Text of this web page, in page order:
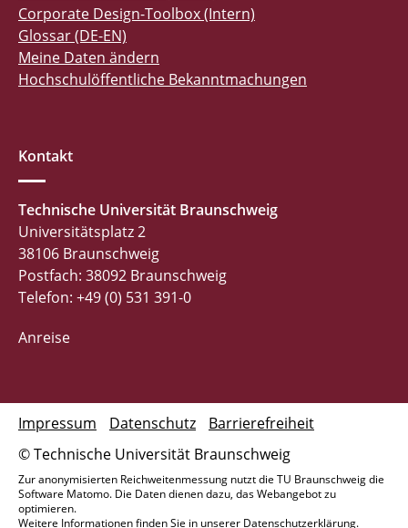
Corporate Design-Toolbox (Intern)
Glossar (DE-EN)
Meine Daten ändern
Hochschulöffentliche Bekanntmachungen
Kontakt
Technische Universität Braunschweig
Universitätsplatz 2
38106 Braunschweig
Postfach: 38092 Braunschweig
Telefon: +49 (0) 531 391-0
Anreise
© Technische Universität Braunschweig
Impressum Datenschutz Barrierefreiheit
Zur anonymisierten Reichweitenmessung nutzt die TU Braunschweig die
Software Matomo. Die Daten dienen dazu, das Webangebot zu
optimieren.
Weitere Informationen finden Sie in unserer Datenschutzerklärung.